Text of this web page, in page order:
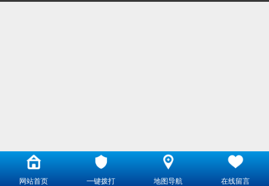
网站首页 一键拨打 地图导航 在线留言